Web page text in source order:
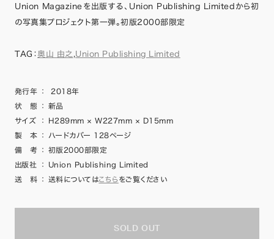
Union Magazineを出版する、Union Publishing Limitedから初
の写真集プロジェクト第一弾。初版2000部限定
TAG：奥山 由之 ,Union Publishing Limited
発行年 ：
2018年
状 態
：
新品
サイズ
：
H289mm × W227mm × D15mm
製 本
：
ハードカバー 128ページ
備 考
：
初版2000部限定
出版社
：
Union Publishing Limited
送 料
： 送料についてはこちら をご覧ください
SOLD OUT